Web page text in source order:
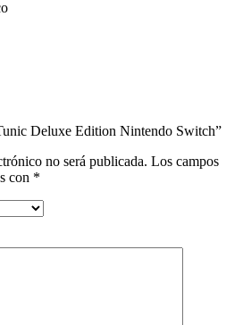
Deluxe Edition Nintendo Switch”
no será publicada. Los campos
con *